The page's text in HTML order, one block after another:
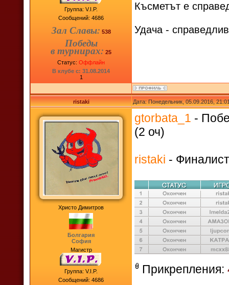
Группа: V.I.P.
Сообщений: 4686
Зал Славы: 538
Победы
в турнирах: 25
Статус: Оффлайн
В клубе с: 31.08.2014
1
Късметът е
Удача -
ristaki Дата: Понедельник, 05.09.2016,
Христо Димитров
Болгария
София
Магистр
Группа: V.I.P.
Сообщений: 4686
gtorbata_1 -
(2 оч)
ristaki -
Прикрепления: